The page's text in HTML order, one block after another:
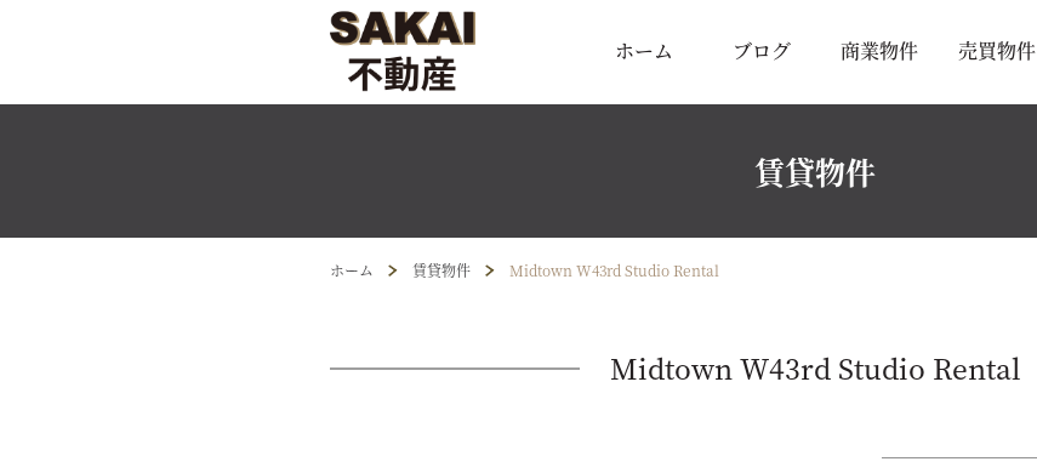
ホーム ブログ 商業物件 売買物件
賃貸物件
ホーム 賃貸物件 Midtown W43rd Studio Rental
Midtown W43rd Studio Rental